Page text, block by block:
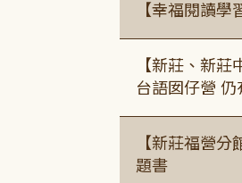
【幸福閱讀
【新莊、新
台語囡仔營
【新莊福營
題書